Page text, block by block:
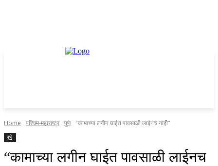
Home पश्चिम-महाराष्ट्र पुणे "कामाच्या लगीन घाईत पावसाळी लाईनच नाही"
पुणे
“कामाच्या लगीन घाईत पावसाळी लाईनच